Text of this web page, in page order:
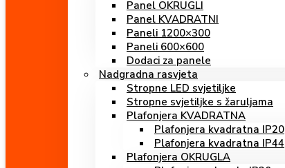
Panel OKRUGLI
Panel KVADRATNI
Paneli 1200×300
Paneli 600×600
Dodaci za panele
Nadgradna rasvjeta
Stropne LED svjetiljke
Stropne svjetiljke s žaruljama
Plafonjera KVADRATNA
Plafonjera kvadratna IP20
Plafonjera kvadratna IP44
Plafonjera OKRUGLA